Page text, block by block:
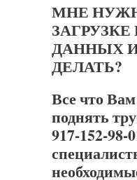
МНЕ
ДАННЫХ
ДЕЛАТЬ?
Все что
поднять
917-152-98-